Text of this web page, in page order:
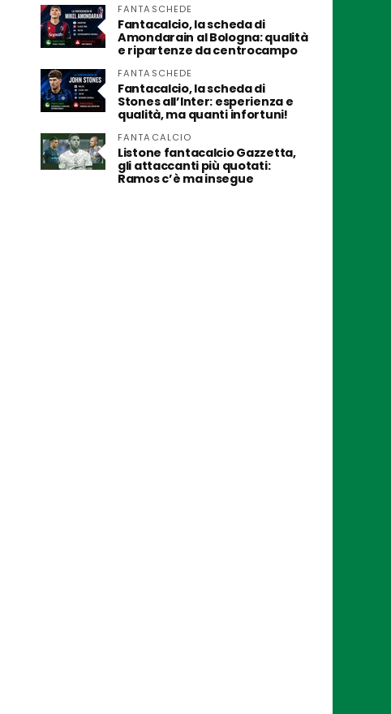
FANTASCHEDE
Fantacalcio, la scheda di
Amondarain al Bologna: qualità
e ripartenze da centrocampo
FANTASCHEDE
Fantacalcio, la scheda di
Stones all’Inter: esperienza e
qualità, ma quanti infortuni!
FANTACALCIO
Listone fantacalcio Gazzetta,
gli attaccanti più quotati:
Ramos c’è ma insegue